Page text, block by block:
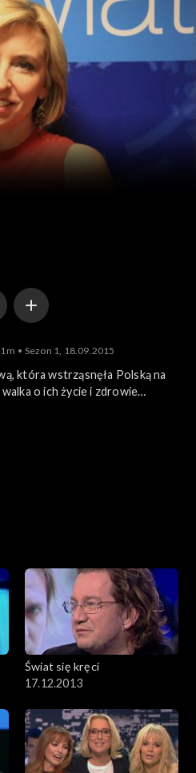
Świat się kręci
Sezon 1, 18.09.2015
która wstrząsnęła Polską na
o ich życie i zdrowie
Młodzi rolnicy są
Świat się kręci
17.12.2013